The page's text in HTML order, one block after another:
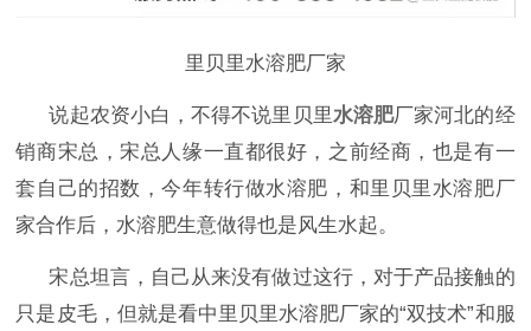
里贝里水溶肥厂家
说起农资小白，不得不说里贝里水溶肥厂家河北的经
销商宋总，宋总人缘一直都很好，之前经商，也是有一
套自己的招数，今年转行做水溶肥，和里贝里水溶肥厂
家合作后，水溶肥生意做得也是风生水起。
宋总坦言，自己从来没有做过这行，对于产品接触的
只是皮毛，但就是看中里贝里水溶肥厂家的“双技术”和服